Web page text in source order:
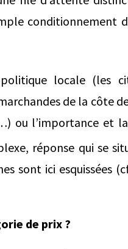
conditionnement
locale (les
de la côte
ou l’importance et
réponse qui se
sont ici esquissées
de prix ?